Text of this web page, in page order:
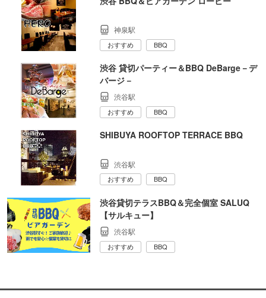
神泉駅
おすすめ BBQ
渋谷 貸切パーティー＆BBQ DeBarge－デ
バージ－
渋谷駅
おすすめ BBQ
SHIBUYA ROOFTOP TERRACE BBQ
渋谷駅
おすすめ BBQ
渋谷貸切テラスBBQ＆完全個室 SALUQ
【サルキュー】
渋谷駅
おすすめ BBQ